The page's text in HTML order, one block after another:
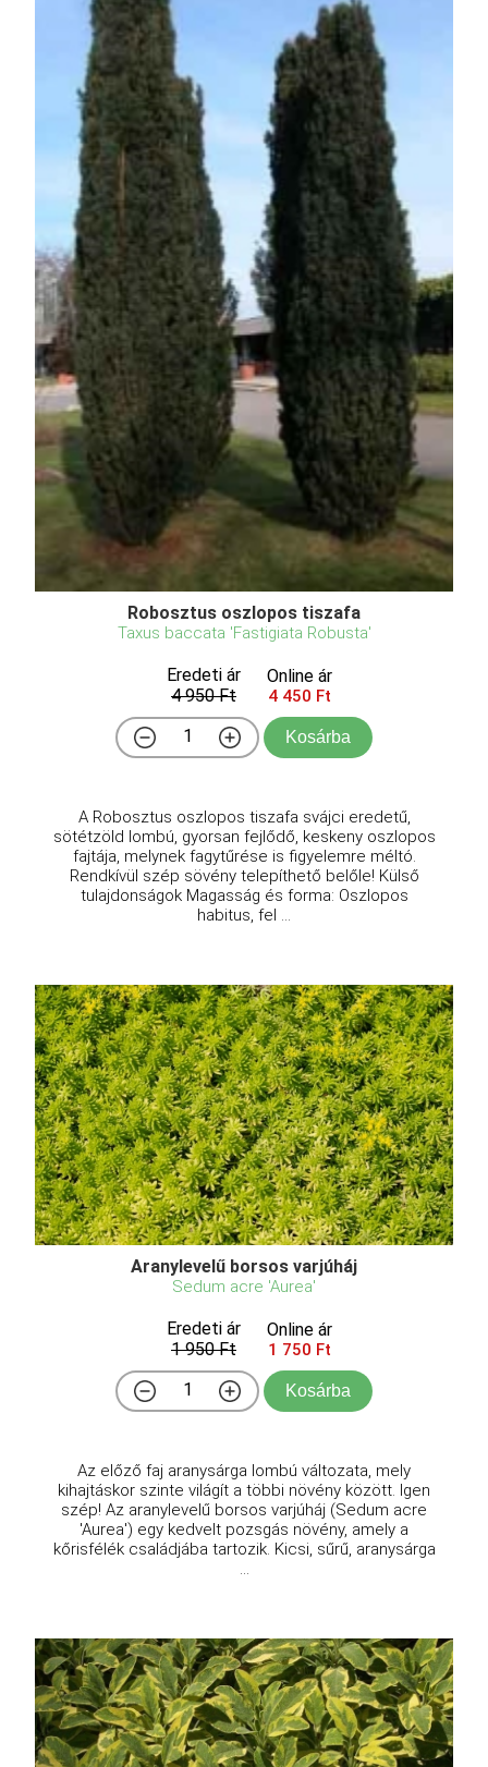
Robosztus oszlopos tiszafa
Taxus baccata 'Fastigiata Robusta'
Eredeti ár
4 950 Ft
Online ár
4 450 Ft
Kosárba
A Robosztus oszlopos tiszafa svájci eredetű,
sötétzöld lombú, gyorsan fejlődő, keskeny oszlopos
fajtája, melynek fagytűrése is figyelemre méltó.
Rendkívül szép sövény telepíthető belőle! Külső
tulajdonságok Magasság és forma: Oszlopos
habitus, fel ...
Aranylevelű borsos varjúháj
Sedum acre 'Aurea'
Eredeti ár
1 950 Ft
Online ár
1 750 Ft
Kosárba
Az előző faj aranysárga lombú változata, mely
kihajtáskor szinte világít a többi növény között. Igen
szép! Az aranylevelű borsos varjúháj (Sedum acre
'Aurea') egy kedvelt pozsgás növény, amely a
kőrisfélék családjába tartozik. Kicsi, sűrű, aranysárga
...